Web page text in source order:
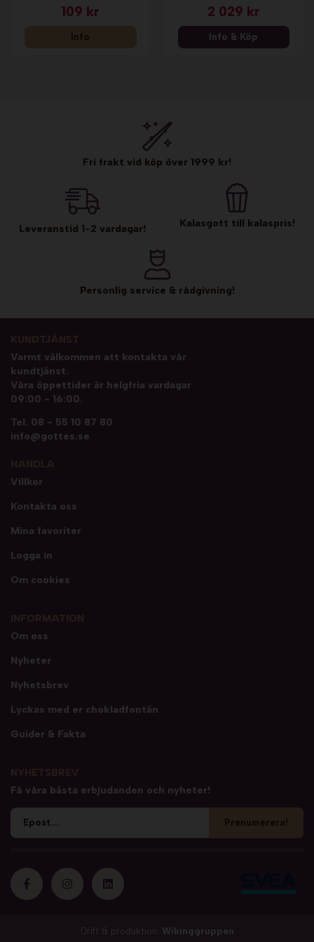
109 kr
Info
2 029 kr
Info & Köp
Fri frakt vid köp över 1999 kr!
Leveranstid 1-2 vardagar! Kalasgott till kalaspris!
Personlig service & rådgivning!
Varmt välkommen att kontakta vår
kundtjänst.
Våra öppettider är helgfria vardagar
09:00 - 16:00.
Tel. 08 - 55 10 87 80
info@gottes.se
Villkor
Kontakta oss
Mina favoriter
Logga in
Om cookies
Om oss
Nyheter
Nyhetsbrev
Lyckas med er chokladfontän
Guider & Fakta
Få våra bästa erbjudanden och nyheter!
Prenumerera!
Drift & produktion: Wikinggruppen